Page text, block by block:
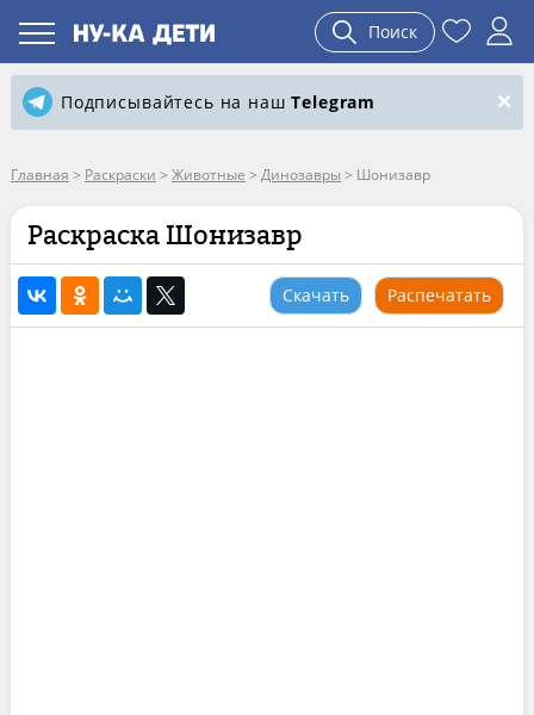
Поиск
Подписывайтесь на нашTelegram
Главная > Раскраски > Животные > Динозавры > Шонизавр
Раскраска Шонизавр
Скачать Распечатать